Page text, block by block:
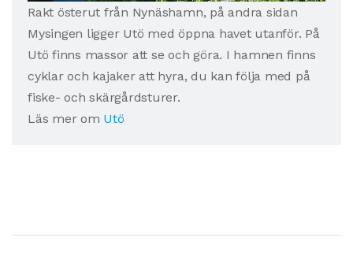
Rakt österut från Nynäshamn, på andra sidan
Mysingen ligger Utö med öppna havet utanför. På
Utö finns massor att se och göra. I hamnen finns
cyklar och kajaker att hyra, du kan följa med på
fiske- och skärgårdsturer.
Läs mer om Utö